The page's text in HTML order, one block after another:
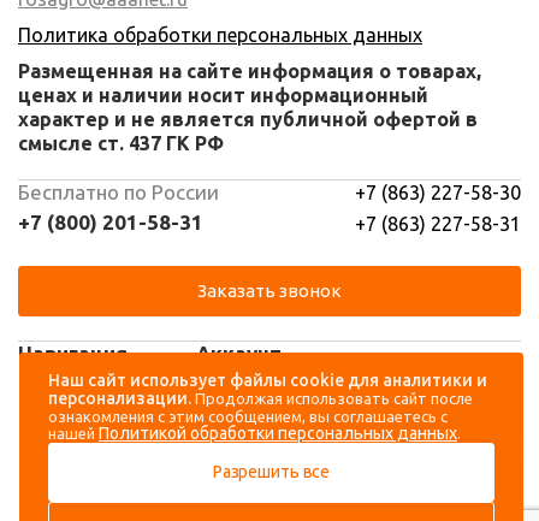
Навигация
Каталог
О компании
Доставка и оплата
Аккаунт
Вход
Регистрация
Политика обработки персональных данных
Размещенная на сайте информация о товарах,
ценах и наличии носит информационный
характер и не является публичной офертой в
смысле ст. 437 ГК РФ
Бесплатно по России
+7 (800) 201-58-31
+7 (863) 227-58-30
+7 (863) 227-58-31
Заказать звонок
Наш сайт использует файлы cookie для аналитики и
персонализации. Продолжая использовать сайт после
ознакомления с этим сообщением, вы соглашаетесь с
нашей Политикой обработки персональных данных.
Разрешить все